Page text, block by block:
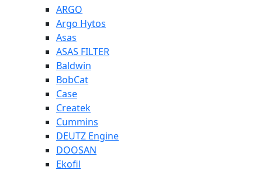
ARGO
Argo Hytos
Asas
ASAS FILTER
Baldwin
BobCat
Case
Createk
Cummins
DEUTZ Engine
DOOSAN
Ekofil